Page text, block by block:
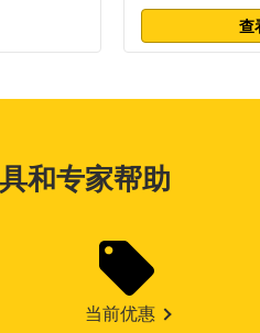
查
和专家帮助
当前优惠